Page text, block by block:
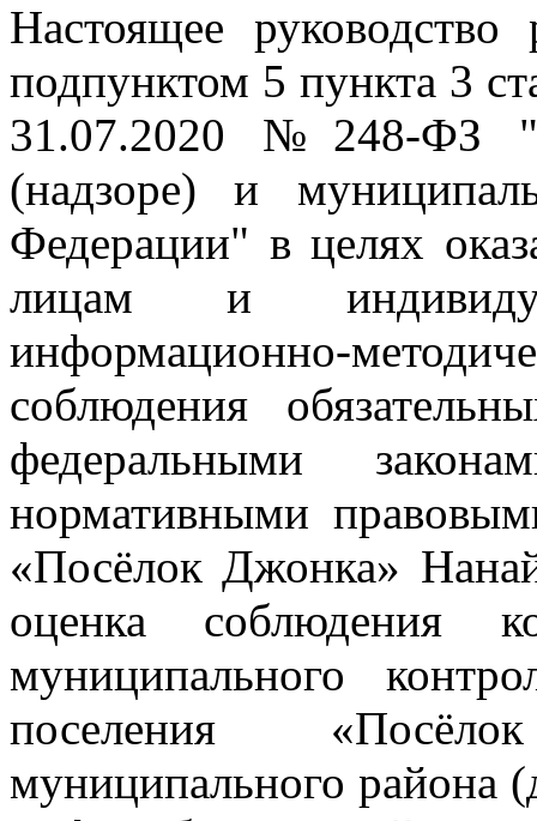
Настоящее руководство
подпунктом 5 пункта 3
31.07.2020 №248-ФЗ "О
(надзоре) и
Федерации" в целях
лицам и
информационно-
соблюдения
федеральными
нормативными
«Посёлок Джонка»
оценка соблюдения
муниципального
поселения
муниципального района